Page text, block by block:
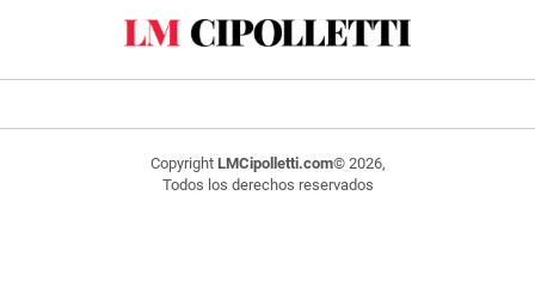
Copyright LMCipolletti.com© 2026,
Todos los derechos reservados